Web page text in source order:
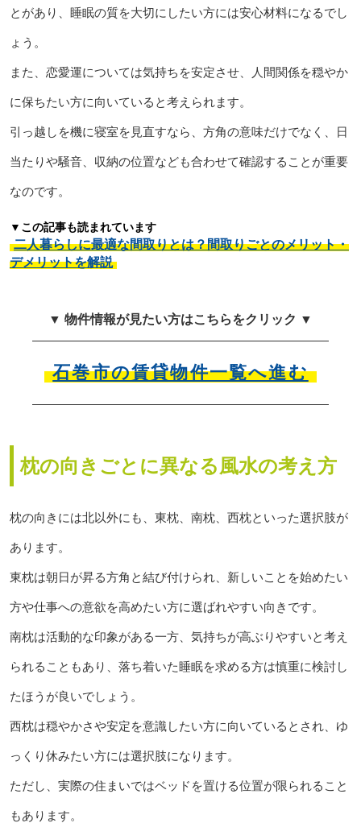
とがあり、睡眠の質を大切にしたい方には安心材料になるでし
ょう。
また、恋愛運については気持ちを安定させ、人間関係を穏やか
に保ちたい方に向いていると考えられます。
引っ越しを機に寝室を見直すなら、方角の意味だけでなく、日
当たりや騒音、収納の位置なども合わせて確認することが重要
なのです。
▼この記事も読まれています
二人暮らしに最適な間取りとは？間取りごとのメリット・
デメリットを解説
▼ 物件情報が見たい方はこちらをクリック ▼
石巻市の賃貸物件一覧へ進む
枕の向きごとに異なる風水の考え方
枕の向きには北以外にも、東枕、南枕、西枕といった選択肢が
あります。
東枕は朝日が昇る方角と結び付けられ、新しいことを始めたい
方や仕事への意欲を高めたい方に選ばれやすい向きです。
南枕は活動的な印象がある一方、気持ちが高ぶりやすいと考え
られることもあり、落ち着いた睡眠を求める方は慎重に検討し
たほうが良いでしょう。
西枕は穏やかさや安定を意識したい方に向いているとされ、ゆ
っくり休みたい方には選択肢になります。
ただし、実際の住まいではベッドを置ける位置が限られること
もあります。